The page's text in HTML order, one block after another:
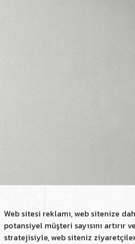
Web sitesi reklamı, web sitenize
potansiyel müşteri sayısını artırır
stratejisiyle, web siteniz